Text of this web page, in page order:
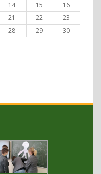
14 15
16
21 22
23
28 29
30